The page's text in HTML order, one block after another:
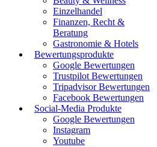
Einzelhandel
Finanzen, Recht &
Beratung
Gastronomie & Hotels
Bewertungsprodukte
Google Bewertungen
Trustpilot Bewertungen
Tripadvisor Bewertungen
Facebook Bewertungen
Social-Media Produkte
Google Bewertungen
Instagram
Youtube